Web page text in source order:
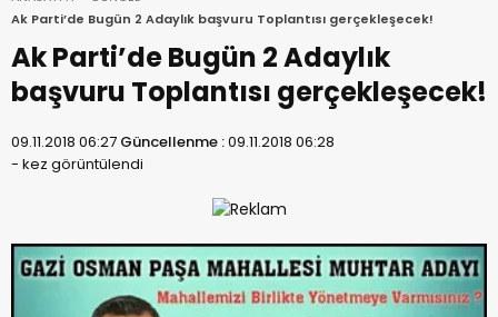
Ak Parti’de Bugün 2 Adaylık başvuru Toplantısı gerçekleşecek!
Ak Parti’de Bugün 2 Adaylık
başvuru Toplantısı gerçekleşecek!
09.11.2018 06:27 Güncellenme :09.11.2018 06:28
- kez görüntülendi